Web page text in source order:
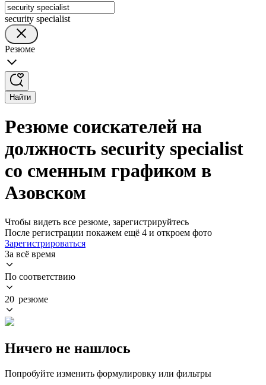
security specialist
Резюме
Найти
Резюме соискателей на
должность security specialist
со сменным графиком в
Азовском
Чтобы видеть все резюме, зарегистрируйтесь
После регистрации покажем ещё 4 и откроем фото
Зарегистрироваться
За всё время
По соответствию
20 резюме
Ничего не нашлось
Попробуйте изменить формулировку или фильтры